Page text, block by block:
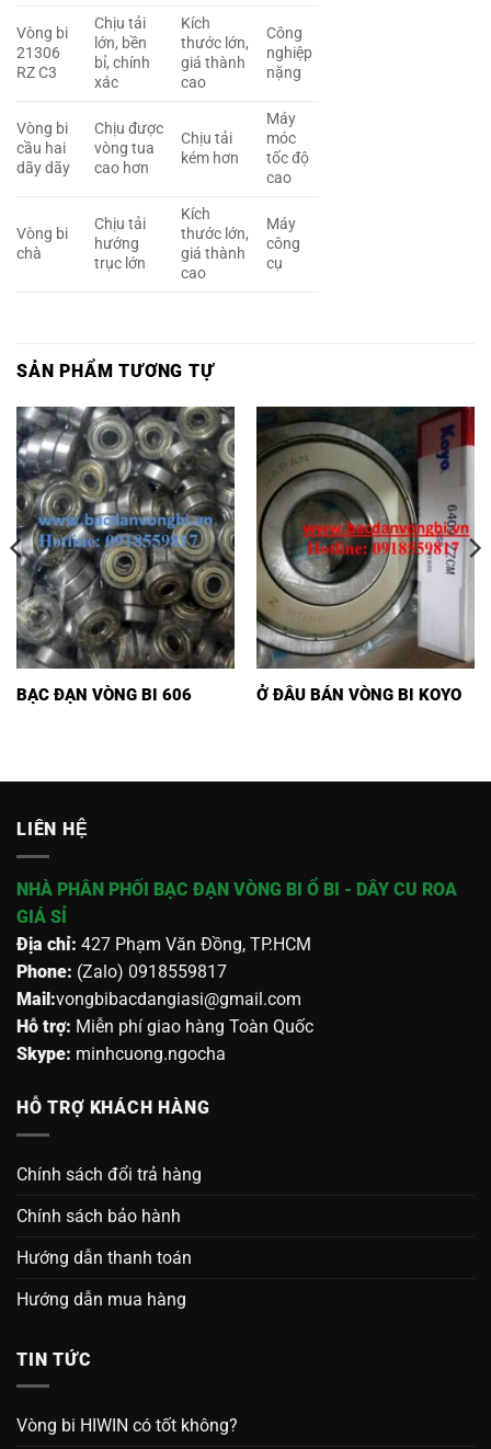
Vòng bi
21306
RZ C3
Chịu tải
lớn, bền
bỉ, chính
xác
Kích
thước lớn,
giá thành
cao
Công
nghiệp
nặng
Vòng bi
cầu hai
dãy dãy
Chịu được
vòng tua
cao hơn
Chịu tải
kém hơn
Máy
móc
tốc độ
cao
Vòng bi
chà
Chịu tải
hướng
trục lớn
Kích
thước lớn,
giá thành
cao
Máy
công
cụ
SẢN PHẨM TƯƠNG TỰ
BẠC ĐẠN VÒNG BI 606 Ở ĐÂU BÁN VÒNG BI KOYO
LIÊN HỆ
NHÀ PHÂN PHỐI BẠC ĐẠN VÒNG BI Ổ BI - DÂY CU ROA
GIÁ SỈ
Địa chỉ: 427 Phạm Văn Đồng, TP.HCM
Phone: (Zalo) 0918559817
Mail:vongbibacdangiasi@gmail.com
Hỗ trợ: Miễn phí giao hàng Toàn Quốc
Skype: minhcuong.ngocha
HỖ TRỢ KHÁCH HÀNG
Chính sách đổi trả hàng
Chính sách bảo hành
Hướng dẫn thanh toán
Hướng dẫn mua hàng
TIN TỨC
Vòng bi HIWIN có tốt không?